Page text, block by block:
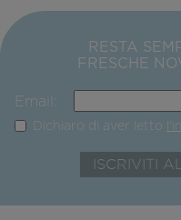
RESTA
FRESCHE
Email:
Dichiaro di aver letto